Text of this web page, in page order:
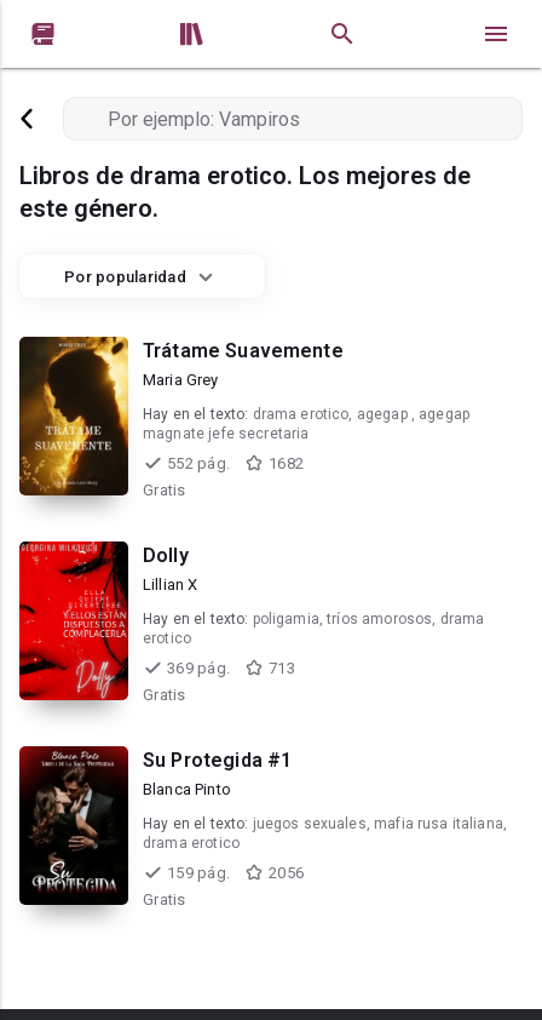
 
Libros de drama erotico. Los mejores de
este género.
Por popularidad
Trátame Suavemente
Maria Grey
Hay en el texto: drama erotico, agegap , agegap
magnate jefe secretaria
552 pág.
1682
Gratis
Dolly
Lillian X
Hay en el texto: poligamia, tríos amorosos, drama
erotico
369 pág.
713
Gratis
Su Protegida #1
Blanca Pinto
Hay en el texto: juegos sexuales, mafia rusa italiana,
drama erotico
159 pág.
2056
Gratis